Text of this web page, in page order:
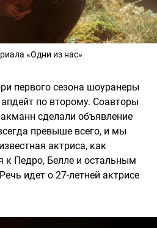
«Одни из нас»
первого сезона шоуранеры
по второму. Соавторы
сделали объявление
превыше всего, и мы
актриса, как
к Педро, Белле и остальным
идет о 27-летней актрисе